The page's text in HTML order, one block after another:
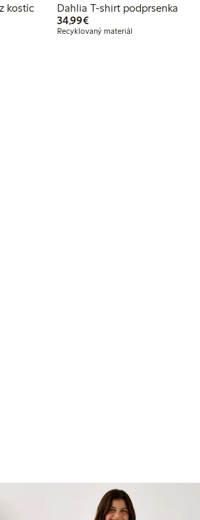
kostíc
Dahlia T-shirt podprsenka
34,99€34,99 €
Recyklovaný materiál